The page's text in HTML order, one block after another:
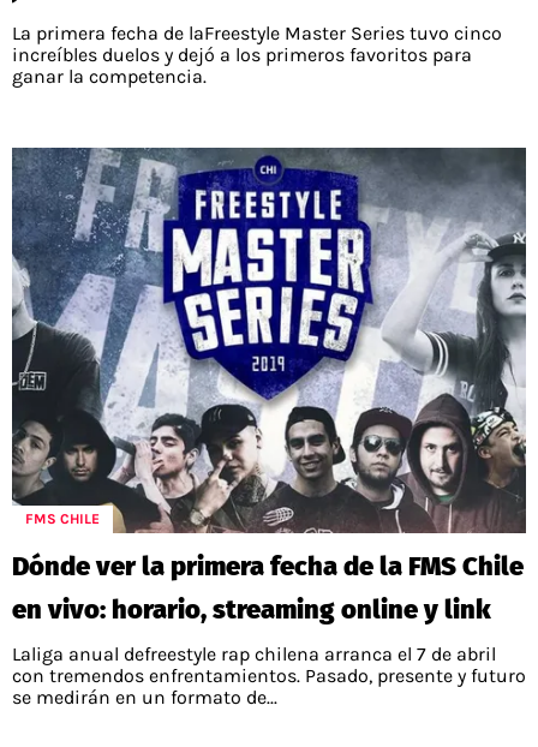
La primera fecha de laFreestyle Master Series tuvo cinco
increíbles duelos y dejó a los primeros favoritos para
ganar la competencia.
FMS CHILE
Dónde ver la primera fecha de la FMS Chile
en vivo: horario, streaming online y link
Laliga anual defreestyle rap chilena arranca el 7 de abril
con tremendos enfrentamientos. Pasado, presente y futuro
se medirán en un formato de...